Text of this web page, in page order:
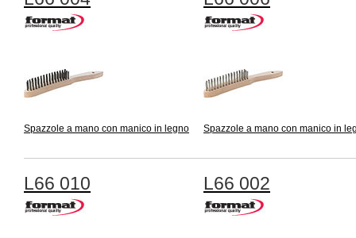
Spazzole a mano con manico in legno Spazzole a mano con manico in
L66 010 L66 002